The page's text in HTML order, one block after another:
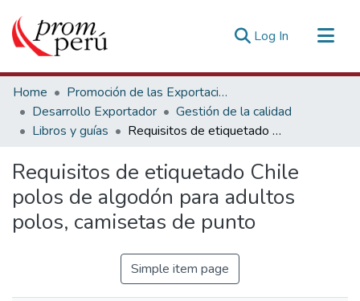
Log In (current)
Communities & Collections
All of DSpace
Statistics
Home
Promoción de las Exportaciones
Desarrollo Exportador
Gestión de la calidad
Libros y guías
Requisitos de etiquetado Chile polos de algodón para adultos polos, camisetas de punto
Requisitos de etiquetado Chile
polos de algodón para adultos
polos, camisetas de punto
Simple item page